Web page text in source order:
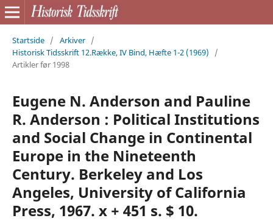
Startside / Arkiver /
Historisk Tidsskrift 12.Række, IV Bind, Hæfte 1-2 (1969)
/
Artikler før 1998
Eugene N. Anderson and Pauline
R. Anderson : Political Institutions
and Social Change in Continental
Europe in the Nineteenth
Century. Berkeley and Los
Angeles, University of California
Press, 1967. x + 451 s. $ 10.